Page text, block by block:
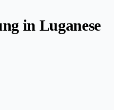
in Luganese